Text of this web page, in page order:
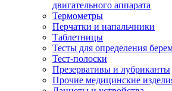
двигательного аппарата
Термометры
Перчатки и напальчники
Таблетницы
Тесты для определения
Тест-полоски
Презервативы и лубриканты
Прочие медицинские